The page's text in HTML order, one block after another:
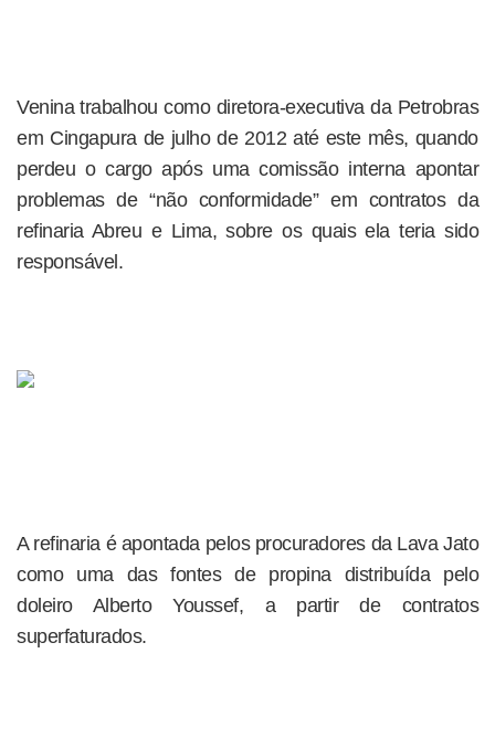
Venina trabalhou como diretora-executiva da Petrobras
em Cingapura de julho de 2012 até este mês, quando
perdeu o cargo após uma comissão interna apontar
problemas de “não conformidade” em contratos da
refinaria Abreu e Lima, sobre os quais ela teria sido
responsável.
A refinaria é apontada pelos procuradores da Lava Jato
como uma das fontes de propina distribuída pelo
doleiro Alberto Youssef, a partir de contratos
superfaturados.